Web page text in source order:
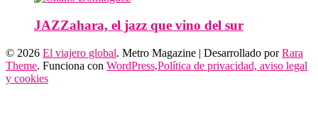
JAZZahara, el jazz que vino del sur
© 2026 El viajero global. Metro Magazine | Desarrollado porRara
Theme. Funciona con WordPress.Política de privacidad, aviso legal
y cookies